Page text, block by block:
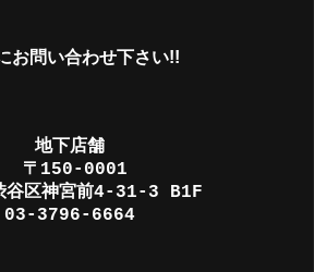
お問い合わせ下さい!!
地下店舗
〒150-0001
谷区神宮前4-31-3 B1F
03-3796-6664